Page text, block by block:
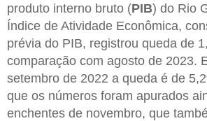
produto interno bruto (PIB) do Rio
Índice de Atividade Econômica,
prévia do PIB, registrou queda de
comparação com agosto de 2023.
setembro de 2022 a queda é de
que os números foram apurados
enchentes de novembro, que